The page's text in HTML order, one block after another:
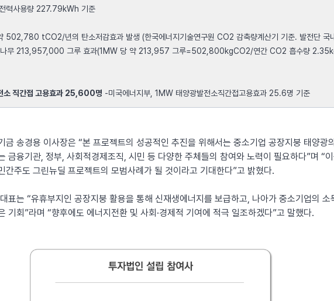
력사용량 227.79kWh 기준
502,780 tCO2/년의 탄소저감효과 발생 (한국에너지기술연구원 CO2 감축량계산기 기준. 발전단 국
나무 213,957,000 그루 효과(1MW 당 약 213,957 그루=502,800kgCO2/연간 CO2 흡수량
소 직간접 고용효과 25,600명 -미국에너지부, 1MW 태양광발전소직간접고용효과 25.6명 기준
금 송경용 이사장은 “본 프로젝트의 성공적인 추진을 위해서는 중소기업 공장지붕 태양광
금융기관, 정부, 사회적경제조직, 시민 등 다양한 주체들의 참여와 노력이 필요하다”며 “
간주도 그린뉴딜 프로젝트의 모범사례가 될 것이라고 기대한다”고 밝혔다.
표는 “유휴부지인 공장지붕 활용을 통해 신재생에너지를 보급하고, 나아가 중소기업의 소
기회”라며 “향후에도 에너지전환 및 사회·경제적 기여에 적극 일조하겠다”고 말했다.